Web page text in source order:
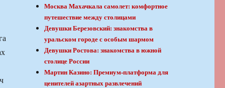
Москва Махачкала самолет: комфортное
путешествие между столицами
Девушки Березовский: знакомства в
уральском городе с особым шармом
Девушки Ростова: знакомства в южной
столице России
Мартин Казино: Премиум-платформа для
ценителей азартных развлечений